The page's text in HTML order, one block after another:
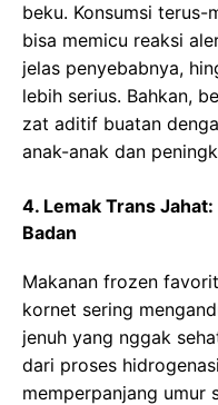
beku. Konsumsi terus-
bisa memicu reaksi
jelas penyebabnya,
lebih serius. Bahkan,
zat aditif buatan
anak-anak dan
4. Lemak Trans
Badan
Makanan frozen
kornet sering
jenuh yang nggak
dari proses
memperpanjang umur